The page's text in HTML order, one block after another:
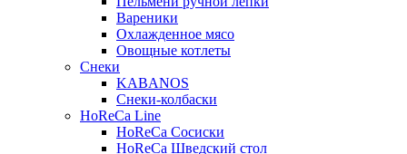
Вареники
Охлажденное мясо
Овощные котлеты
Снеки
KABANOS
Снеки-колбаски
HoReCa Line
HoReCa Сосиски
HoReCa Шведский стол